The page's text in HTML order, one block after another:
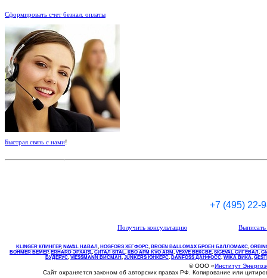
Сформировать счет безнал. оплаты
Быстрая связь с нами!
+7 (495) 22-
Получить консультацию
KLINGER КЛИНГЕР, NAVAL НАВАЛ , НOGFORS ХЕГФОРС, BROEN BALLOMAX БРОЕН БАЛЛОМАКС,
BOHMER БЕМЕР, ERHARD ЭРХАРД, СИТАЛ SITAL, КВО АРМ KVO ARM, VEXVE ВЕКСВЕ, SIGEVAL СИГЕВАЛ ,
БУДЕРУС, VIESSMANN ВИСМАН , JUNKERS ЮНКЕРС. DANFOSS ДАНФОСС, WIKA ВИКА,
© ООО «Институт
Сайт охраняется законом об авторских правах РФ. Копирование или